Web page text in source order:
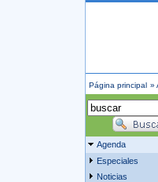
Página principal »
Agenda
Especiales
Noticias